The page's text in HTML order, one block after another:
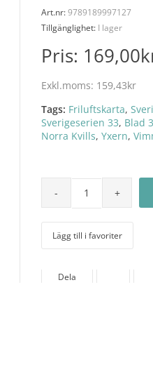
Art.nr:9789189997127
Tillgänglighet: I lager
Pris:
Exkl.moms: 159,43kr
Tags: Friluftskarta,
Sverigeserien 33, Blad
Norra Kvills,Yxern,
Lägg till i favoriter
Dela